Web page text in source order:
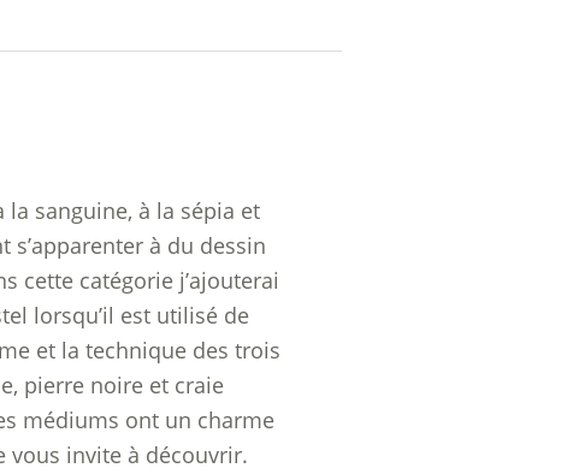
la sanguine, à la sépia et
s’apparenter à du dessin
cette catégorie j’ajouterai
lorsqu’il est utilisé de
et la technique des trois
pierre noire et craie
médiums ont un charme
vous invite à découvrir.